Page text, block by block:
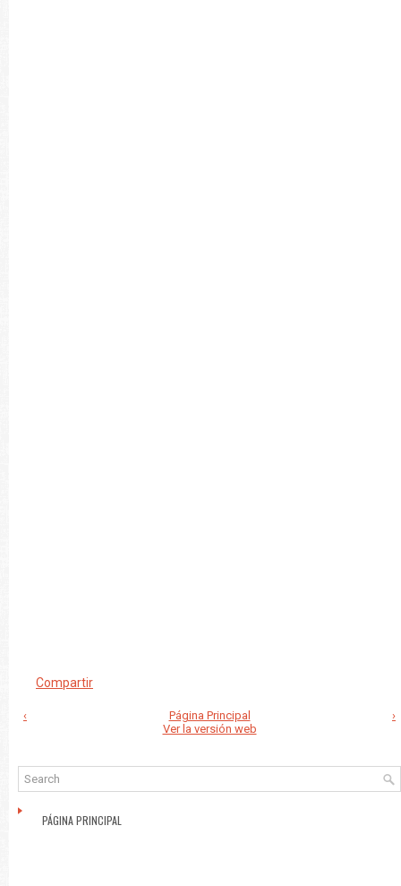
Compartir
‹ ›
Página Principal
Ver la versión web
PÁGINA PRINCIPAL